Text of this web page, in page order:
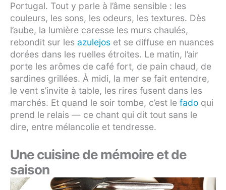
Portugal. Tout y parle à l’âme sensible : les
couleurs, les sons, les odeurs, les textures. Dès
l’aube, la lumière caresse les murs chaulés,
rebondit sur les azulejos et se diffuse en nuances
dorées dans les ruelles étroites. Le matin, l’air
porte les arômes de café fort, de pain chaud, de
sardines grillées. À midi, la mer se fait entendre,
le vent s’invite à table, les rires fusent dans les
marchés. Et quand le soir tombe, c’est le fado qui
prend le relais — ce chant qui dit tout sans le
dire, entre mélancolie et tendresse.
Une cuisine de mémoire et de
saison